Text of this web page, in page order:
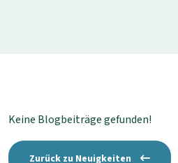
Keine Blogbeiträge gefunden!
Zurück zu Neuigkeiten